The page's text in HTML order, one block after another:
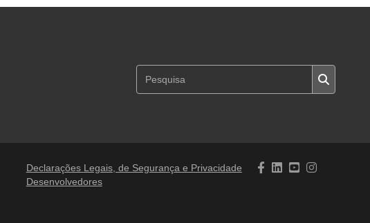
Declarações Legais, de Segurança e Privacidade
Desenvolvedores